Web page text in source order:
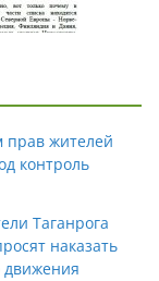
прав жителей
контроль
Таганрога
наказать
движения